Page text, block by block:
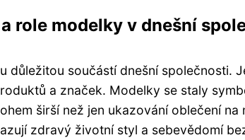
role modelky v dnešní
důležitou součástí dnešní společnosti.
a značek. Modelky se staly
širší než jen ukazování oblečení
zdravý životní styl a sebevědomí